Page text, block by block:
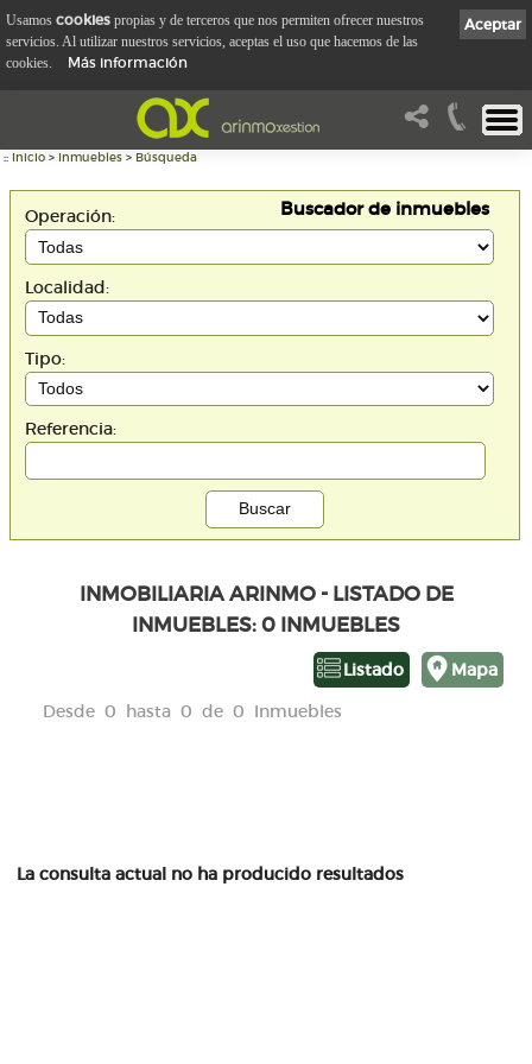
:: Inicio > Inmuebles > Búsqueda
Buscador de inmuebles
Operación:
Localidad:
Tipo:
Referencia:
INMOBILIARIA ARINMO - LISTADO DE
INMUEBLES: 0 INMUEBLES
Mapa
Listado
Desde 0 hasta 0 de 0 Inmuebles
La consulta actual no ha producido resultados
Aceptar
Usamos cookies propias y de terceros que nos permiten ofrecer nuestros
servicios. Al utilizar nuestros servicios, aceptas el uso que hacemos de las
cookies.
Más información